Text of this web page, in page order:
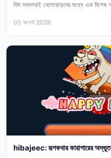
থিম সবসময়ই খেলোয়াড়দের মধ্যে এক বিশেষ
05 আগস্ট 2026
hibajeec: রূপকথার কারাগারের অদ্ভুত